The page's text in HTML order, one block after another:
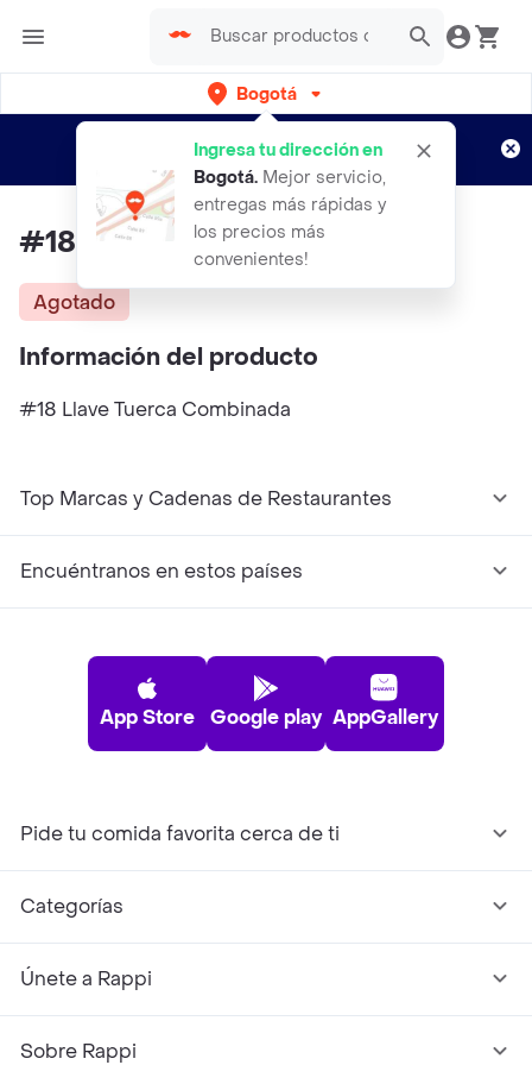
Bogotá
Ingresa tu dirección en
Bogotá. Mejor servicio,
entregas más rápidas y
los precios más
convenientes!
envíos gratis por semanas
Aplican TyC
#18 Llave Tuerca Combinada
Agotado
Información del producto
#18 Llave Tuerca Combinada
Top Marcas y Cadenas de Restaurantes
Encuéntranos en estos países
App Store Google play AppGallery
Pide tu comida favorita cerca de ti
Categorías
Únete a Rappi
Sobre Rappi